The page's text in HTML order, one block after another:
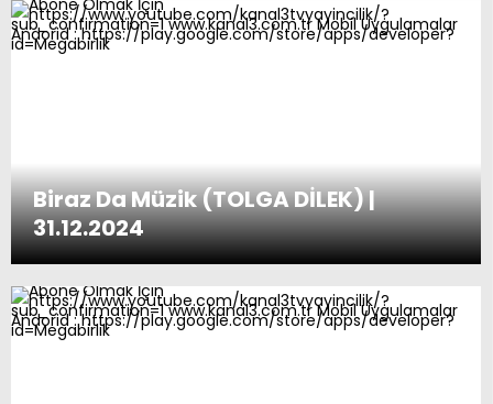
Biraz Da Müzik (TOLGA DİLEK) |
31.12.2024